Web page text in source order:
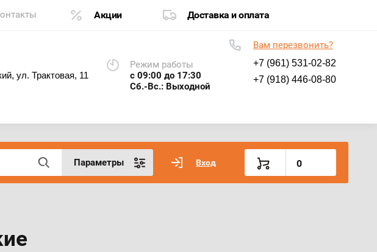
Акции Доставка и оплата
ул. Трактовая, 11
Режим работы
с 09:00 до 17:30
Сб.-Вс.: Выходной
Вам перезвонить?
+7 (961) 531-02-82
+7 (918) 446-08-80
Параметры Вход 0